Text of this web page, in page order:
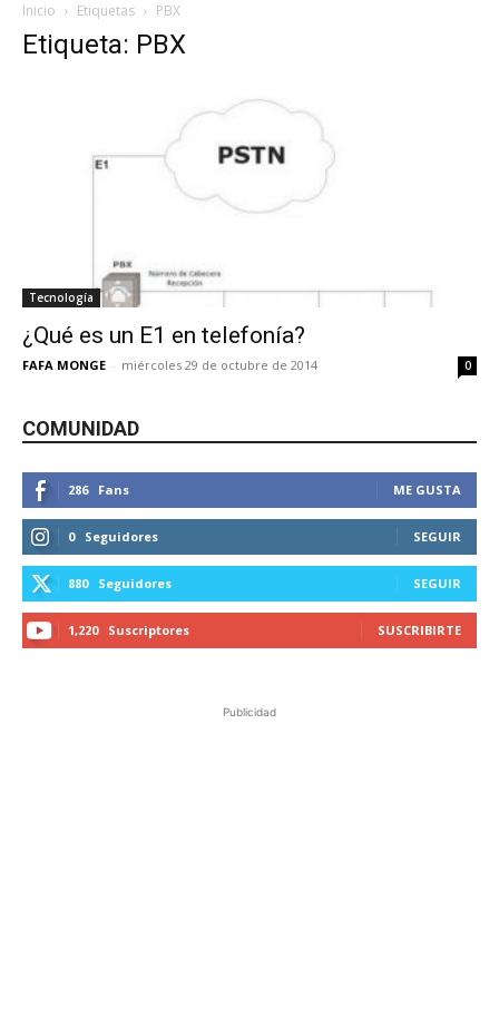
Inicio Etiquetas PBX
Etiqueta: PBX
Tecnología
¿Qué es un E1 en telefonía?
FAFA MONGE - miércoles 29 de octubre de 2014 0
COMUNIDAD
286 Fans ME GUSTA
0 Seguidores SEGUIR
880 Seguidores SEGUIR
1,220 Suscriptores SUSCRIBIRTE
Publicidad